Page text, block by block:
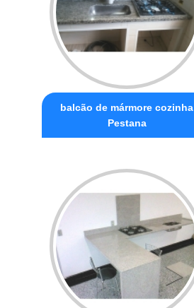
balcão de mármore cozinha
Pestana